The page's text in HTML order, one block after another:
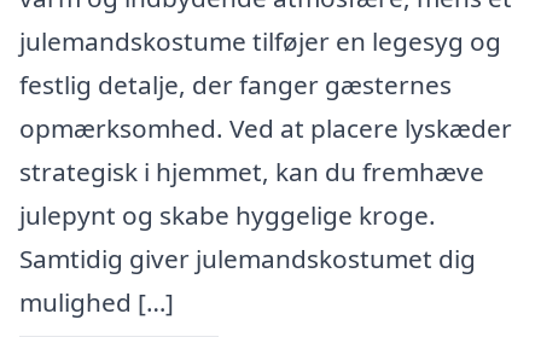
julemandskostume tilføjer en legesyg og
festlig detalje, der fanger gæsternes
opmærksomhed. Ved at placere lyskæder
strategisk i hjemmet, kan du fremhæve
julepynt og skabe hyggelige kroge.
Samtidig giver julemandskostumet dig
mulighed […]